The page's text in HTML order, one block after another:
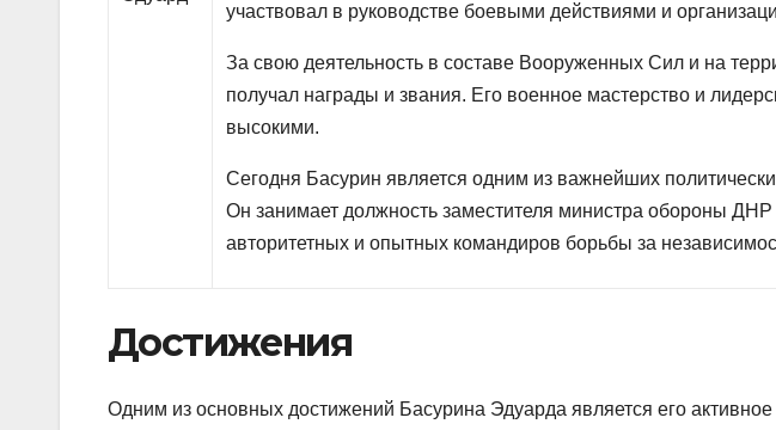
участвовал в руководстве боевыми действиями и
За свою деятельность в составе Вооруженных Сил и на
получал награды и звания. Его военное мастерство и
высокими.
Сегодня Басурин является одним из важнейших
Он занимает должность заместителя министра обороны
авторитетных и опытных командиров борьбы за
Достижения
Одним из основных достижений Басурина Эдуарда является его